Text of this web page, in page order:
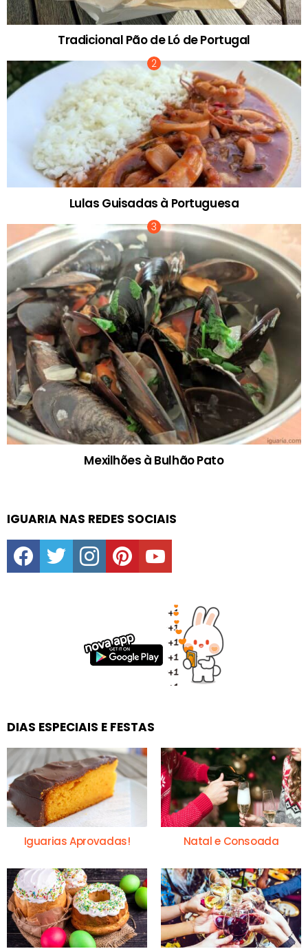
Tradicional Pão de Ló de Portugal
Lulas Guisadas à Portuguesa
Mexilhões à Bulhão Pato
IGUARIA NAS REDES SOCIAIS
facebooktwitter instagrampinterestyoutube
DIAS ESPECIAIS E FESTAS
Iguarias Aprovadas! Natal e Consoada